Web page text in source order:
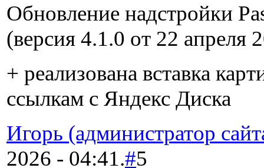
Обновление надстройки
(версия 4.1.0 от 22 апреля
+ реализована вставка
ссылкам с Яндекс Диска
Игорь (администратор
2026 - 04:41.#5